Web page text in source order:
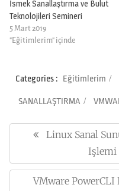
İsmek Sanallaştırma ve Bulut
Teknolojileri Semineri
5 Mart 2019
"Eğitimlerim" içinde
Categories : Eğitimlerim
SANALLAŞTIRMA
gezinmesiPrevious
Linux Sanal
Işlemi
Next
VMware PowerCLI